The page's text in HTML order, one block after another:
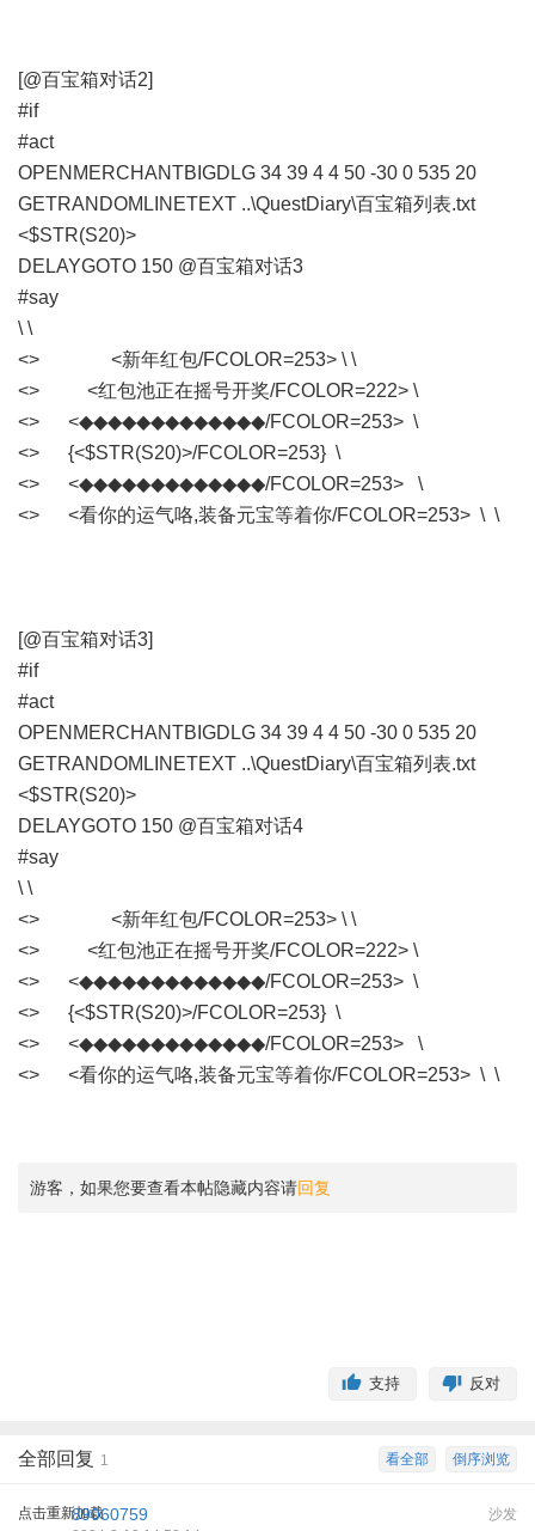
[@百宝箱对话2]
#if
#act
OPENMERCHANTBIGDLG 34 39 4 4 50 -30 0 535 20
GETRANDOMLINETEXT ..\QuestDiary\百宝箱列表.txt
<$STR(S20)>
DELAYGOTO 150 @百宝箱对话3
#say
\ \
<> <新年红包/FCOLOR=253> \ \
<> <红包池正在摇号开奖/FCOLOR=222> \
<> <◆◆◆◆◆◆◆◆◆◆◆◆◆/FCOLOR=253> \
<> {<$STR(S20)>/FCOLOR=253} \
<> <◆◆◆◆◆◆◆◆◆◆◆◆◆/FCOLOR=253> \
<> <看你的运气咯,装备元宝等着你/FCOLOR=253> \ \
[@百宝箱对话3]
#if
#act
OPENMERCHANTBIGDLG 34 39 4 4 50 -30 0 535 20
GETRANDOMLINETEXT ..\QuestDiary\百宝箱列表.txt
<$STR(S20)>
DELAYGOTO 150 @百宝箱对话4
#say
\ \
<> <新年红包/FCOLOR=253> \ \
<> <红包池正在摇号开奖/FCOLOR=222> \
<> <◆◆◆◆◆◆◆◆◆◆◆◆◆/FCOLOR=253> \
<> {<$STR(S20)>/FCOLOR=253} \
<> <◆◆◆◆◆◆◆◆◆◆◆◆◆/FCOLOR=253> \
<> <看你的运气咯,装备元宝等着你/FCOLOR=253> \ \
游客，如果您要查看本帖隐藏内容请回复
反对
支持
倒序浏览
看全部
全部回复 1
点击重新加载 沙发
89060759